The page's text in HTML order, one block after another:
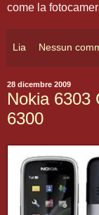
come la
Lia Nessun
28 dicembre 2009
Nokia 6303
6300